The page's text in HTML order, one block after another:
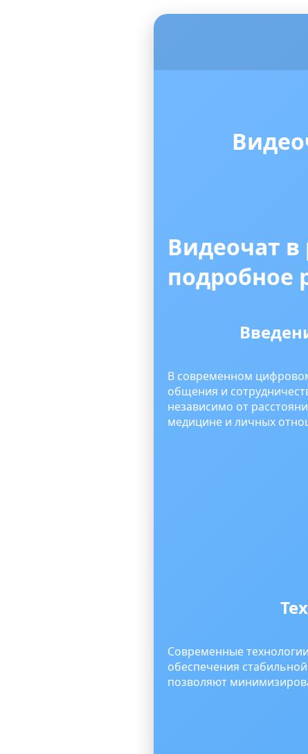
Видеочат
подробное
В современном
общения и
независимо от
медицине и личных
Современные
обеспечения
позволяют